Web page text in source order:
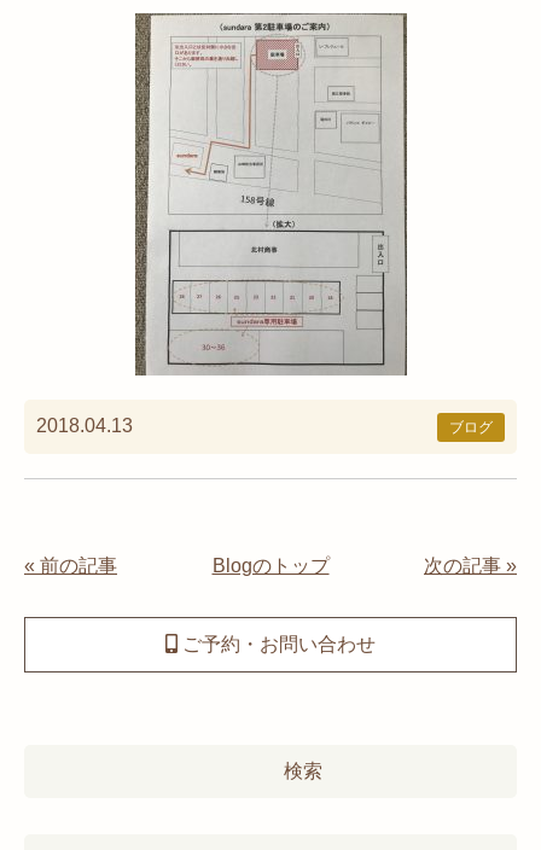
2018.04.13 ブログ
« 前の記事 Blogのトップ 次の記事 »
ご予約・お問い合わせ